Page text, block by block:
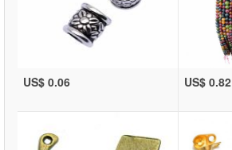
US$ 0.06 US$ 0.82